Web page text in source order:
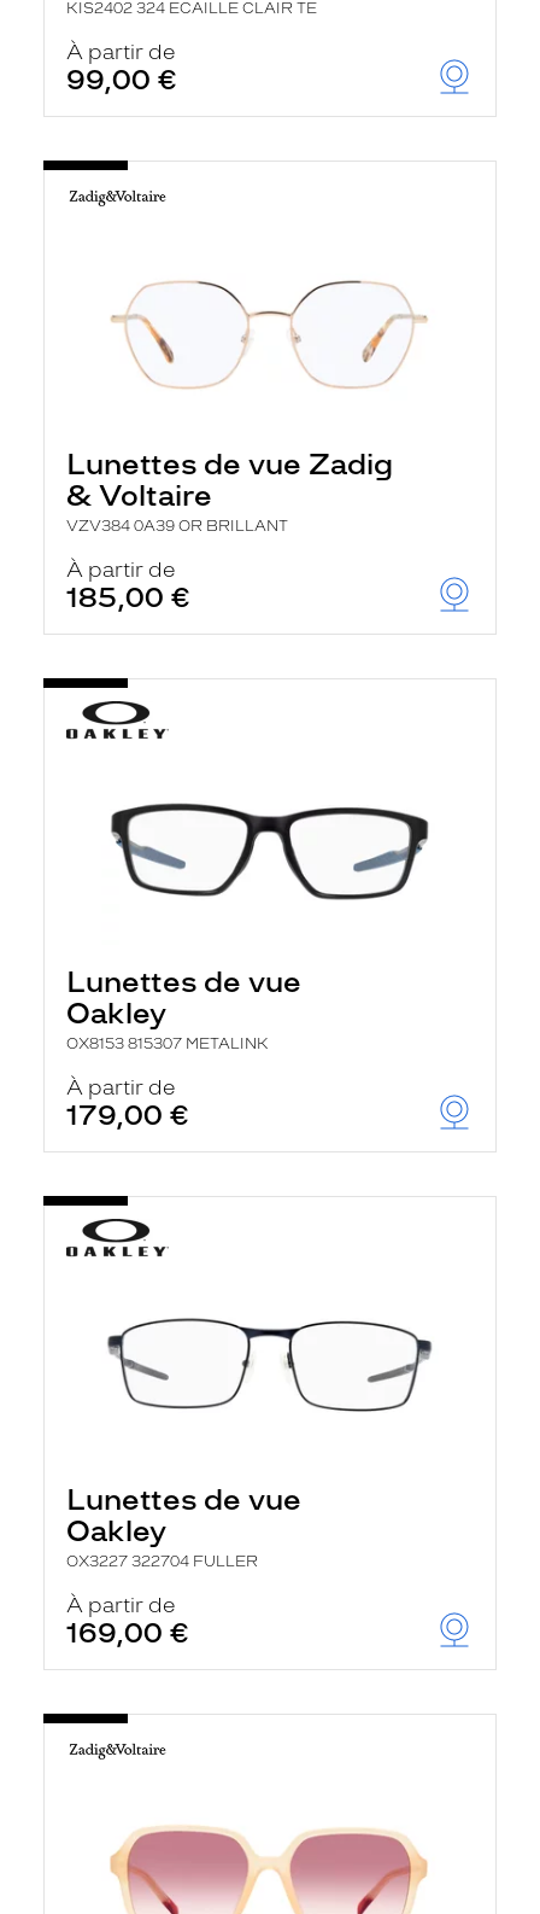
KIS2402 324 ECAILLE CLAIR TE
À partir de
99,00 €
Lunettes de vue Zadig
& Voltaire
VZV384 0A39 OR BRILLANT
À partir de
185,00 €
Lunettes de vue
Oakley
OX8153 815307 METALINK
À partir de
179,00 €
Lunettes de vue
Oakley
OX3227 322704 FULLER
À partir de
169,00 €